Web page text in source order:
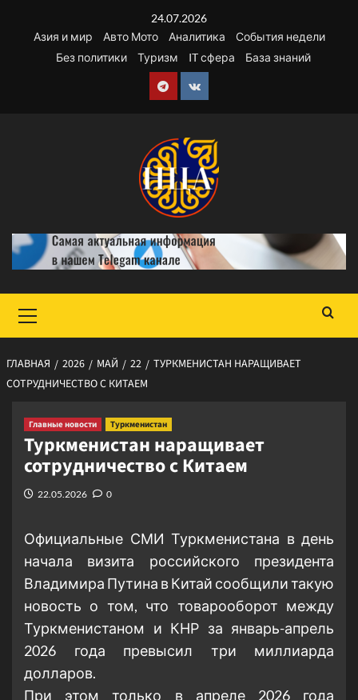
содержимому
24.07.2026
Азия и мир
Авто Мото Аналитика
События недели
Без политики
Туризм IT сфера База знаний
Telegram
VK
меню
ГЛАВНАЯ 2026 МАЙ 22
ТУРКМЕНИСТАН НАРАЩИВАЕТ
СОТРУДНИЧЕСТВО С КИТАЕМ
Главные новости Туркменистан
Туркменистан наращивает
сотрудничество с Китаем
22.05.2026 0
Официальные СМИ Туркменистана в день
начала визита российского президента
Владимира Путина в Китай сообщили такую
новость о том, что товарооборот между
Туркменистаном и КНР за январь-апрель
2026 года превысил три миллиарда
долларов.
При этом только в апреле 2026 года